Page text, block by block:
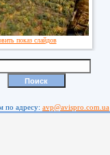
показ слайдов
по адресу: avp@avispro.com.ua